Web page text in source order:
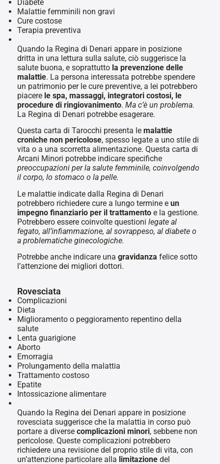
Diabete
Malattie femminili non gravi
Cure costose
Terapia preventiva
Quando la Regina di Denari appare in posizione
dritta in una lettura sulla salute, ciò suggerisce la
salute buona, e soprattutto la prevenzione delle
malattie. La persona interessata potrebbe spendere
un patrimonio per le cure preventive, a lei potrebbero
piacere le spa, massaggi, integratori costosi, le
procedure di ringiovanimento. Ma c’è un problema.
La Regina di Denari potrebbe esagerare.
Questa carta di Tarocchi presenta le malattie
croniche non pericolose, spesso legate a uno stile di
vita o a una scorretta alimentazione. Questa carta di
Arcani Minori potrebbe indicare specifiche
preoccupazioni per la salute femminile, coinvolgendo
il corpo, lo stomaco o la pelle.
Le malattie indicate dalla Regina di Denari
potrebbero richiedere cure a lungo termine e un
impegno finanziario per il trattamento e la gestione.
Potrebbero essere coinvolte questioni legate al
fegato, all’infiammazione, al sovrappeso, al diabete o
a problematiche ginecologiche.
Potrebbe anche indicare una gravidanza felice sotto
l’attenzione dei migliori dottori.
Rovesciata
Complicazioni
Dieta
Miglioramento o peggioramento repentino della
salute
Lenta guarigione
Aborto
Emorragia
Prolungamento della malattia
Trattamento costoso
Epatite
Intossicazione alimentare
Quando la Regina dei Denari appare in posizione
rovesciata suggerisce che la malattia in corso può
portare a diverse complicazioni minori, sebbene non
pericolose. Queste complicazioni potrebbero
richiedere una revisione del proprio stile di vita, con
un’attenzione particolare alla limitazione del